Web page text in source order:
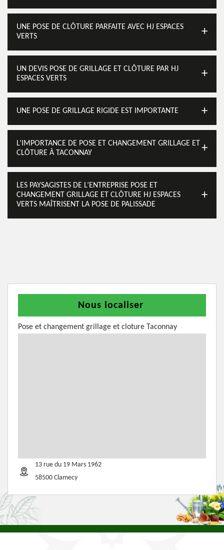
UNE POSE DE CLÔTURE PARFAITE AVEC HJ ESPACES
VERTS
UN DEVIS POSE DE GRILLAGE ET CLÔTURE PAR HJ
ESPACES VERTS
UNE POSE DE GRILLAGE RIGIDE EST IMPORTANTE
L’IMPORTANCE DE POSE ET CHANGEMENT GRILLAGE ET
CLÔTURE À TACONNAY
LES PAYSAGISTES DE L’ENTREPRISE POSE ET
CHANGEMENT GRILLAGE ET CLÔTURE HJ ESPACES
VERTS MAÎTRISENT LA POSE DE PALISSADE
Nous localiser
Pose et changement grillage et cloture Taconnay
13 rue du 19 Mars 1962
58500 Clamecy